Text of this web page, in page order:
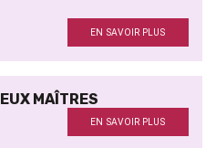
EN SAVOIR PLUS
MAÎTRES
EN SAVOIR PLUS